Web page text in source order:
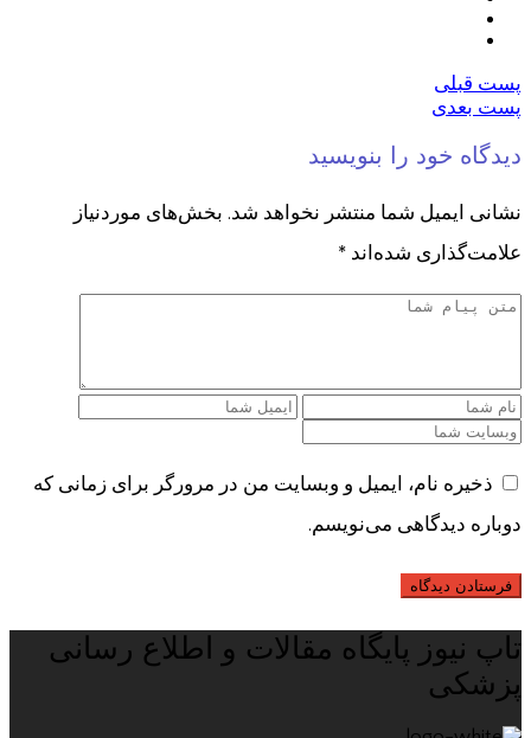
پست قبلی
پست بعدی
دیدگاه خود را بنویسید
نشانی ایمیل شما منتشر نخواهد شد. بخش‌های موردنیاز
علامت‌گذاری شده‌اند *
ذخیره نام، ایمیل و وبسایت من در مرورگر برای زمانی که
دوباره دیدگاهی می‌نویسم.
تاپ نیوز پایگاه مقالات و اطلاع رسانی
پزشکی